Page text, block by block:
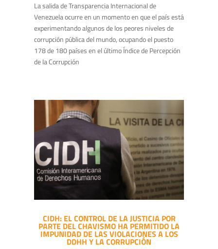
La salida de Transparencia Internacional de
Venezuela ocurre en un momento en que el país está
experimentando algunos de los peores niveles de
corrupción pública del mundo, ocupando el puesto
178 de 180 países en el último Índice de Percepción
de la Corrupción
CIDH: EL CONTROL DE LA JUSTICIA POR
PARTE DEL CHAVISMO HA PERMITIDO LA
IMPUNIDAD DE LAS VIOLACIONES A LOS
DDHH Y LA CORRUPCIÓN